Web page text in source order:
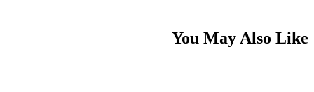
You May Also Like